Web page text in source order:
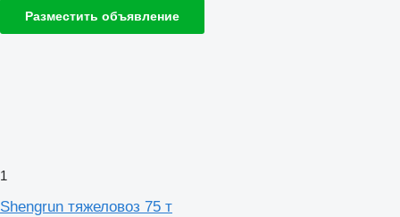
Разместить объявление
1
Shengrun тяжеловоз 75 т